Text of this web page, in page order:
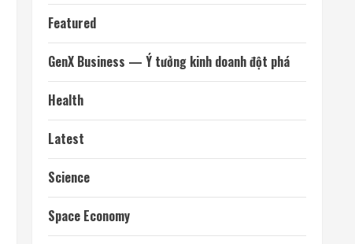
Featured
GenX Business — Ý tưởng kinh doanh đột phá
Health
Latest
Science
Space Economy